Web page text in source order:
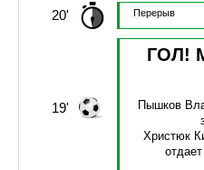
20' Перерыв
19'
ГОЛ!
Пышков
Христюк